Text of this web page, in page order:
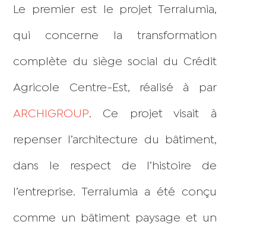
Le premier est le projet Terralumia,
qui concerne la transformation
complète du siège social du Crédit
Agricole Centre-Est, réalisé à par
ARCHIGROUP. Ce projet visait à
repenser l’architecture du bâtiment,
dans le respect de l’histoire de
l’entreprise. Terralumia a été conçu
comme un bâtiment paysage et un